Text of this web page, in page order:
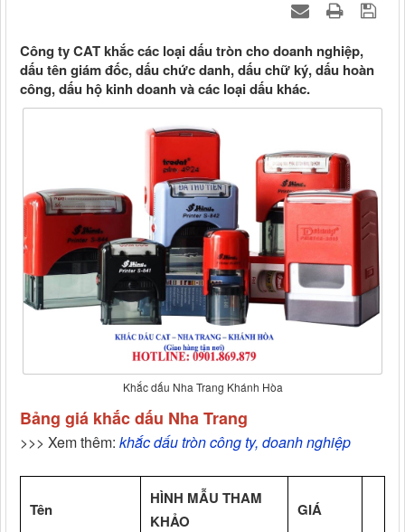
Công ty CAT khắc các loại dấu tròn cho doanh nghiệp,
dấu tên giám đốc, dấu chức danh, dấu chữ ký, dấu hoàn
công, dấu hộ kinh doanh và các loại dấu khác.
Khắc dấu Nha Trang Khánh Hòa
Bảng giá khắc dấu Nha Trang
>>> Xem thêm: khắc dấu tròn công ty, doanh nghiệp
Tên
HÌNH MẪU THAM
KHẢO
GIÁ